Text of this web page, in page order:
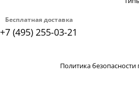
Бесплатная доставка
+7 (495) 255-03-21
Политика безопасности